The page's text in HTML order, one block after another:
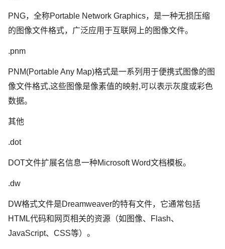
PNG，全称Portable Network Graphics，是一种无损压缩
的图像文件格式，广泛应用于互联网上的图像文件。
.pnm
PNM(Portable Any Map)格式是一系列用于便携式图像的图
像文件格式,这些图像是像素值的映射,可以表示灰度或彩色
数据。
其他
.dot
DOT文件扩展名信息一种Microsoft Word文档模板。
.dw
DW格式文件是Dreamweaver的特有文件，它通常包括
HTML代码和网页相关的资源（如图像、Flash、
JavaScript、CSS等）。